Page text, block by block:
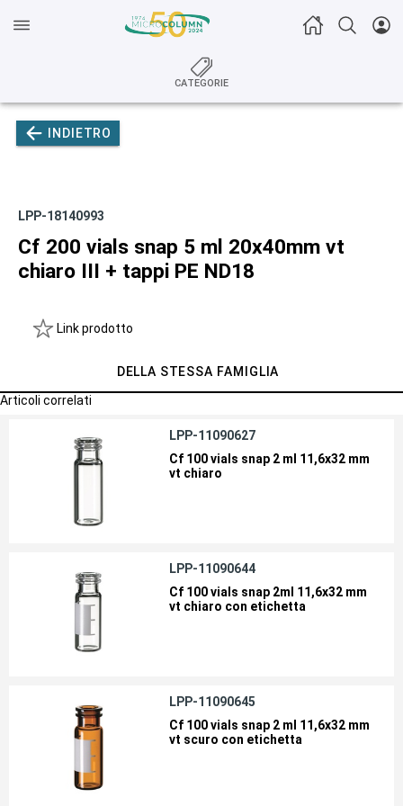
CATEGORIE
INDIETRO
LPP-18140993
Cf 200 vials snap 5 ml 20x40mm vt
chiaro III + tappi PE ND18
Link prodotto
DELLA STESSA FAMIGLIA
Articoli correlati
LPP-11090627
Cf 100 vials snap 2 ml 11,6x32 mm
vt chiaro
LPP-11090644
Cf 100 vials snap 2ml 11,6x32 mm
vt chiaro con etichetta
LPP-11090645
Cf 100 vials snap 2 ml 11,6x32 mm
vt scuro con etichetta